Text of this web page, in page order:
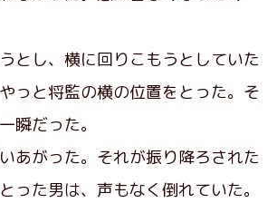
とし、横に回りこもうとしていた
っと将監の横の位置をとった。そ
瞬だった。
あがった。それが振り降ろされた
った男は、声もなく倒れていた。